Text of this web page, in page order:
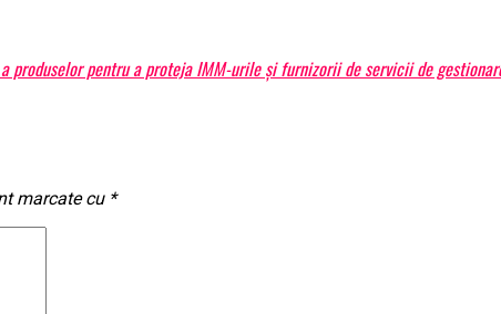
produselor pentru a proteja IMM-urile și furnizorii de servicii de
marcate cu *